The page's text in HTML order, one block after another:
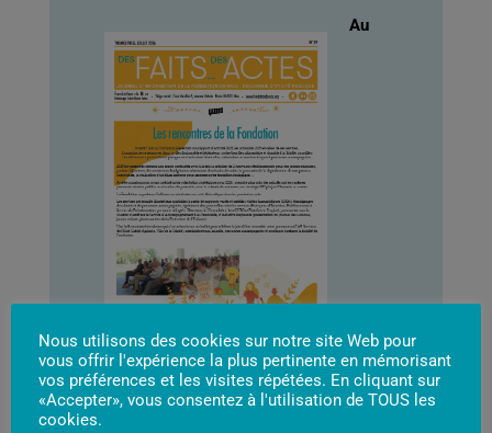
Au
sommaire :
Edito :
Nous utilisons des cookies sur notre site Web pour
vous offrir l'expérience la plus pertinente en mémorisant
vos préférences et les visites répétées. En cliquant sur
«Accepter», vous consentez à l'utilisation de TOUS les
cookies.